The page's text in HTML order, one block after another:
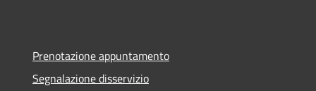
Prenotazione appuntamento
Segnalazione disservizio